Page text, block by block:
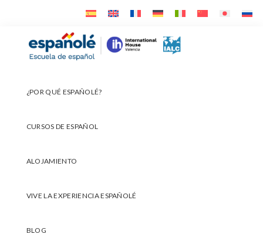
navegación
contenido
¿POR QUÉ ESPAÑOLÉ?
CURSOS DE ESPAÑOL
ALOJAMIENTO
VIVE LA EXPERIENCIA ESPAÑOLÉ
BLOG